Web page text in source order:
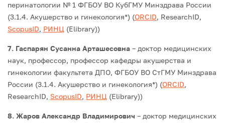
перинатологии № 1 ФГБОУ ВО КубГМУ Минздрава России
(3.1.4. Акушерство и гинекология*) (ORCID, ResearchID,
ScopusID, РИНЦ (Elibrary))
7. Гаспарян Сусанна Арташесовна – доктор медицинских
наук, профессор, профессор кафедры акушерства и
гинекологии факультета ДПО, ФГБОУ ВО СтГМУ Минздрава
России (3.1.4. Акушерство и гинекология*) (ORCID,
ResearchID, ScopusID, РИНЦ (Elibrary))
8. Жаров Александр Владимирович – доктор медицинских